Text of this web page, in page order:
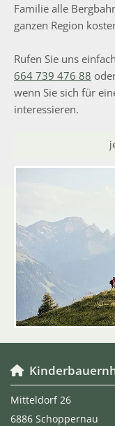
Familie alle
ganzen Region
Rufen Sie uns
664 739 476 88
wenn Sie sich für
interessieren.

Mitteldorf 26
6886 Schoppernau